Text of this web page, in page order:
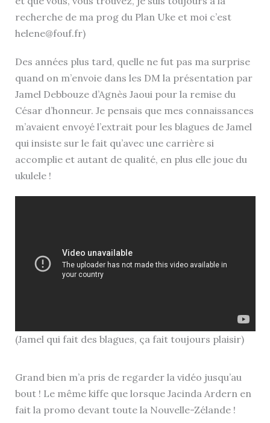
recherche de ma prog du Plan Uke et moi c’est
helene@fouf.fr)
Des années plus tard, quelle ne fut pas ma surprise
quand on m’envoie dans les DM la présentation par
Jamel Debbouze d’Agnès Jaoui pour la remise du
César d’honneur. Je pensais que mes connaissances
m’avaient envoyé l’extrait pour les blagues de Jamel
qui insiste sur le fait qu’avec une carrière si
accomplie et autant de qualité, en plus elle joue du
ukulele !
(Jamel qui fait des blagues, ça fait toujours plaisir)
Grand bien m’a pris de regarder la vidéo jusqu’au
bout ! Le même kiffe que lorsque Jacinda Ardern en
fait la promo devant toute la Nouvelle-Zélande !